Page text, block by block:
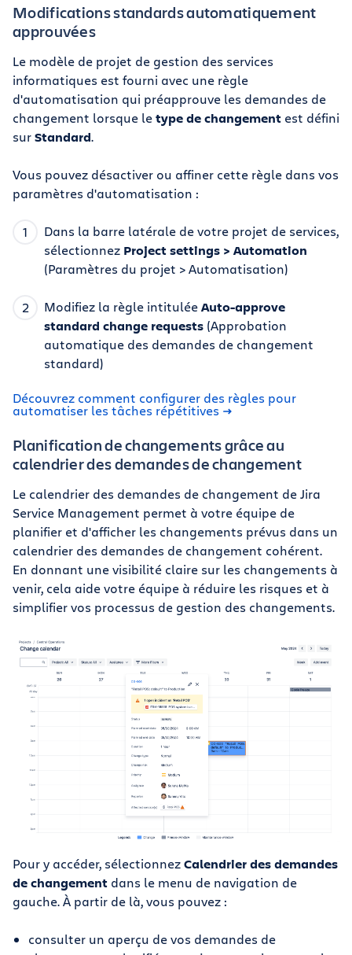
Modifications standards automatiquement
approuvées
Le modèle de projet de gestion des services
informatiques est fourni avec une règle
d'automatisation qui préapprouve les demandes de
changement lorsque letype de changement est défini
surStandard.
Vous pouvez désactiver ou affiner cette règle dans vos
paramètres d'automatisation :
Dans la barre latérale de votre projet de services,
sélectionnez Project settings > Automation
(Paramètres du projet > Automatisation)
Modifiez la règle intituléeAuto-approve
standard change requests (Approbation
automatique des demandes de changement
standard)
Découvrez comment configurer des règles pour
automatiser les tâches répétitives
Planification de changements grâce au
calendrier des demandes de changement
Le calendrier des demandes de changement de Jira
Service Management permet à votre équipe de
planifier et d'afficher les changements prévus dans un
calendrier des demandes de changement cohérent.
En donnant une visibilité claire sur les changements à
venir, cela aide votre équipe à réduire les risques et à
simplifier vos processus de gestion des changements.
Pour y accéder, sélectionnezCalendrier des demandes
de changement dans le menu de navigation de
gauche. À partir de là, vous pouvez :
consulter un aperçu de vos demandes de